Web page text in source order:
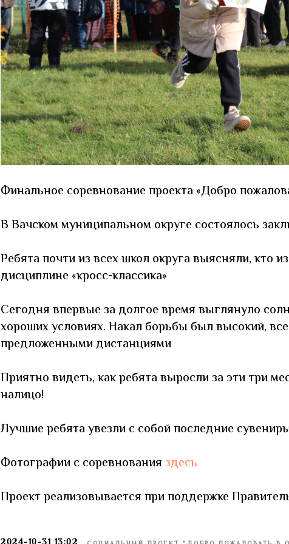
Финальное соревнование проекта «Добро
В Вачском муниципальном округе состоялось
Ребята почти из всех школ округа выясняли, кто
дисциплине «кросс-классика»
Сегодня впервые за долгое время выглянуло
хороших условиях. Накал борьбы был высокий,
предложенными дистанциями
Приятно видеть, как ребята выросли за эти три
налицо!
Лучшие ребята увезли с собой последние
Фотографии с соревнованияздесь
Проект реализовывается при поддержке